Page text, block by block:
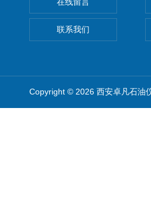
联系我们
Copyright © 2026 西安卓凡石油